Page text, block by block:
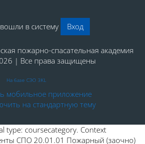
в систему Вход
пожарно-спасательная академия
| Все права защищены
На базе СЭО 3KL
мобильное приложение
на стандартную тему
type: coursecategory. Context
СПО 20.01.01 Пожарный (заочно)